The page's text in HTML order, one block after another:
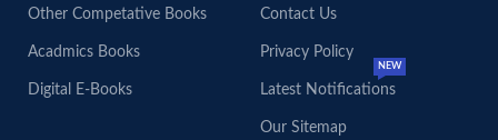
Other Competative Books
Acadmics Books
Digital E-Books
Contact Us
Privacy Policy
Latest Notifications
NEW
Our Sitemap